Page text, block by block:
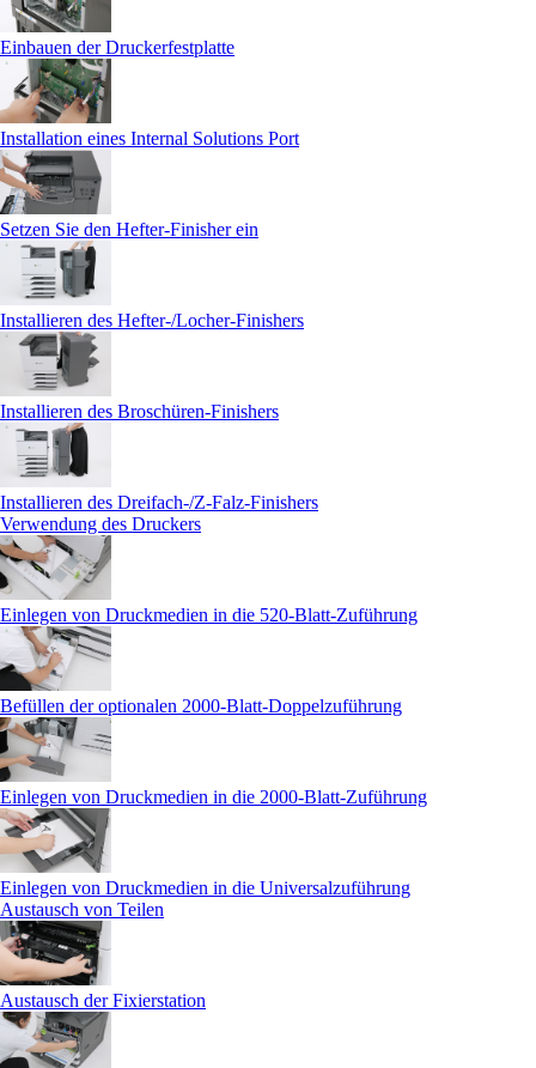
Einbauen der Druckerfestplatte
Installation eines Internal Solutions Port
Setzen Sie den Hefter-Finisher ein
Installieren des Hefter-/Locher-Finishers
Installieren des Broschüren-Finishers
Installieren des Dreifach-/Z-Falz-Finishers
Verwendung des Druckers
Einlegen von Druckmedien in die 520-Blatt-Zuführung
Befüllen der optionalen 2000‑Blatt-Doppelzuführung
Einlegen von Druckmedien in die 2000-Blatt-Zuführung
Einlegen von Druckmedien in die Universalzuführung
Austausch von Teilen
Austausch der Fixierstation